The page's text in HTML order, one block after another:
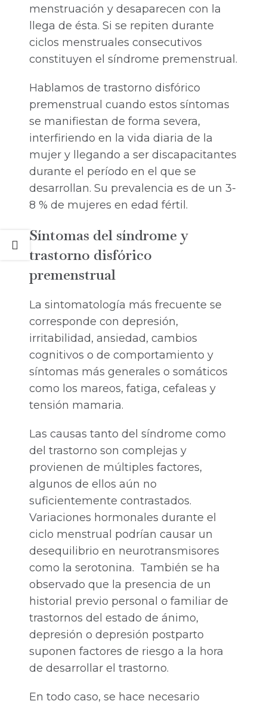
menstruación y desaparecen con la
llega de ésta. Si se repiten durante
ciclos menstruales consecutivos
constituyen el síndrome premenstrual.
Hablamos de trastorno disfórico
premenstrual cuando estos síntomas
se manifiestan de forma severa,
interfiriendo en la vida diaria de la
mujer y llegando a ser discapacitantes
durante el período en el que se
desarrollan. Su prevalencia es de un 3-
8 % de mujeres en edad fértil.
Síntomas del síndrome y
trastorno disfórico
premenstrual
La sintomatología más frecuente se
corresponde con depresión,
irritabilidad, ansiedad, cambios
cognitivos o de comportamiento y
síntomas más generales o somáticos
como los mareos, fatiga, cefaleas y
tensión mamaria.
Las causas tanto del síndrome como
del trastorno son complejas y
provienen de múltiples factores,
algunos de ellos aún no
suficientemente contrastados.
Variaciones hormonales durante el
ciclo menstrual podrían causar un
desequilibrio en neurotransmisores
como la serotonina. También se ha
observado que la presencia de un
historial previo personal o familiar de
trastornos del estado de ánimo,
depresión o depresión postparto
suponen factores de riesgo a la hora
de desarrollar el trastorno.
En todo caso, se hace necesario